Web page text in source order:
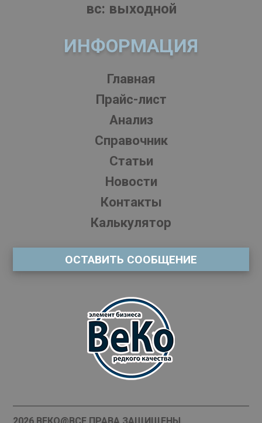
вс: выходной
ИНФОРМАЦИЯ
Главная
Прайс-лист
Анализ
Справочник
Статьи
Новости
Контакты
Калькулятор
ОСТАВИТЬ СООБЩЕНИЕ